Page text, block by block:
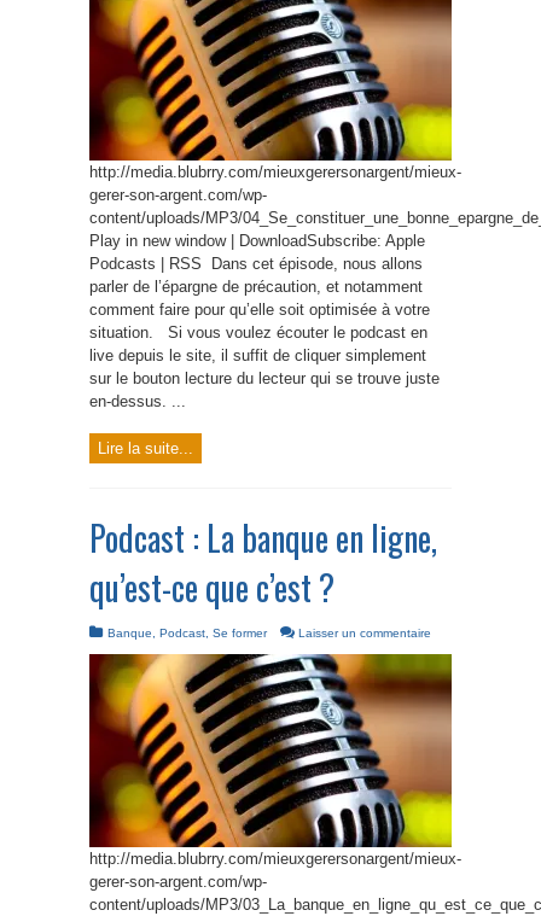
http://media.blubrry.com/mieuxgerersonargent/mieux-
gerer-son-argent.com/wp-
content/uploads/MP3/
Play in new window | DownloadSubscribe: Apple
Podcasts | RSS Dans cet épisode, nous allons
parler de l’épargne de précaution, et notamment
comment faire pour qu’elle soit optimisée à votre
situation. Si vous voulez écouter le podcast en
live depuis le site, il suffit de cliquer simplement
sur le bouton lecture du lecteur qui se trouve juste
en-dessus. ...
Lire la suite...
Podcast : La banque en ligne,
qu’est-ce que c’est ?
Banque Podcast Se former Laisser un commentaire
http://media.blubrry.com/mieuxgerersonargent/mieux-
gerer-son-argent.com/wp-
content/uploads/MP3/